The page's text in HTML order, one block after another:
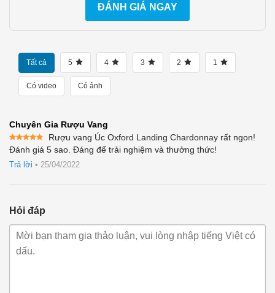
ĐÁNH GIÁ NGAY
Tất cả 5 4 3 2 1
Có video Có ảnh
Chuyên Gia Rượu Vang
Được xếp
hạng5 5
sao
Rượu vang Úc Oxford Landing Chardonnay rất ngon!
Đánh giá 5 sao. Đáng để trải nghiệm và thưởng thức!
Trả lời • 25/04/2022
Hỏi đáp